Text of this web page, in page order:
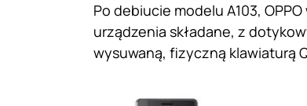
Po debiucie modelu A103,
urządzenia składane, z
wysuwaną, fizyczną klawiaturą